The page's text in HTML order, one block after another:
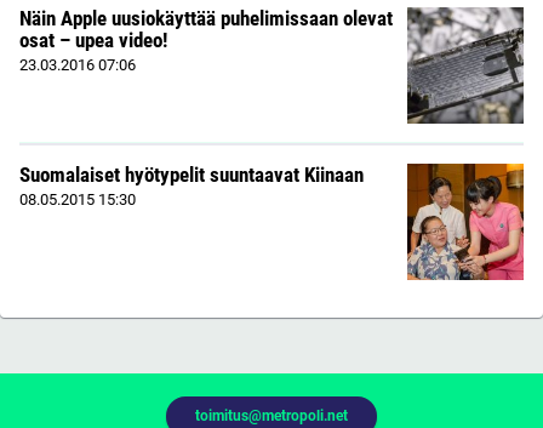
Näin Apple uusiokäyttää puhelimissaan olevat
osat – upea video!
23.03.2016 07:06
Suomalaiset hyötypelit suuntaavat Kiinaan
08.05.2015 15:30
toimitus@metropoli.net